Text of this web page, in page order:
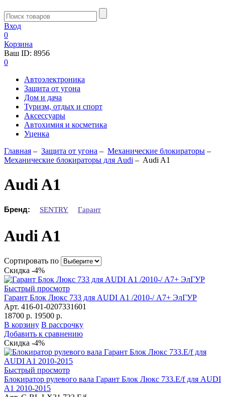
Вход
0
Корзина
Ваш ID: 8956
0
Автоэлектроника
Защита от угона
Дом и дача
Туризм, отдых и спорт
Аксессуары
Автохимия и косметика
Уценка
Главная – Защита от угона – Механические блoкираторы –
Механические блокираторы для Audi – Audi A1
Audi A1
Бренд: SENTRY Гарант
Audi A1
Сортировать по
Скидка -4%
Быстрый просмотр
Гарант Блок Люкс 733 для AUDI А1 /2010-/ А7+ ЭлГУР
Арт. 416-01-0207331601
18700 р. 19500 р.
В корзину В рассрочку
Добавить к сравнению
Скидка -4%
Быстрый просмотр
Блокиратор рулевого вала Гарант Блок Люкс 733.E/f для AUDI
A1 2010-2015